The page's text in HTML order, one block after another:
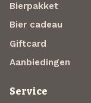
Bierpakket
Bier cadeau
Giftcard
Aanbiedingen
Service